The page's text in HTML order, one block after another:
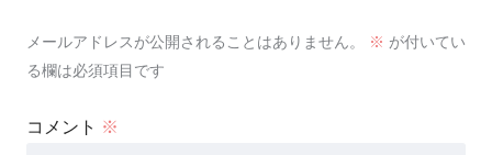
メールアドレスが公開されることはありません。 ※ が付いてい
る欄は必須項目です
コメント ※